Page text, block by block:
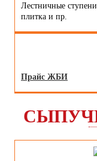
Лестничные
плитка и пр.
Прайс ЖБИ